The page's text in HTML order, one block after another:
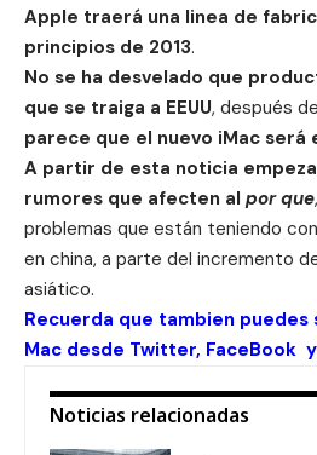
Apple traerá una linea de
principios de 2013.
No se ha desvelado que
que se traiga a EEUU, después
parece que el nuevo iMac será
A partir de esta noticia
rumores que afecten al por que
problemas que están teniendo
en china, a parte del incremento
asiático.
Recuerda que tambien puedes
Mac desde Twitter, FaceBook y
Noticias relacionadas